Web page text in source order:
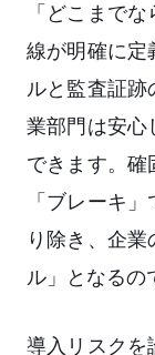
「どこまで
線が明確に定
ルと監査証跡
業部門は安心
できます。
「ブレーキ
り除き、企
ル」となるの
導入リスクを